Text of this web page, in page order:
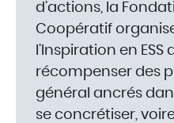
d’actions, la
Coopératif
l’Inspiration en ESS
récompenser des
général ancrés
se concrétiser,